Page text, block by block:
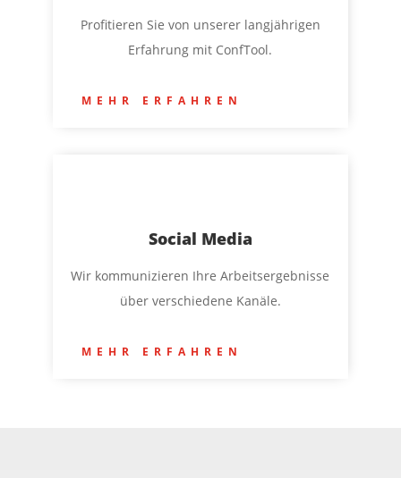
Profitieren Sie von unserer langjährigen
Erfahrung mit ConfTool.
MEHR ERFAHREN
Social Media
Wir kommunizieren Ihre Arbeitsergebnisse
über verschiedene Kanäle.
MEHR ERFAHREN